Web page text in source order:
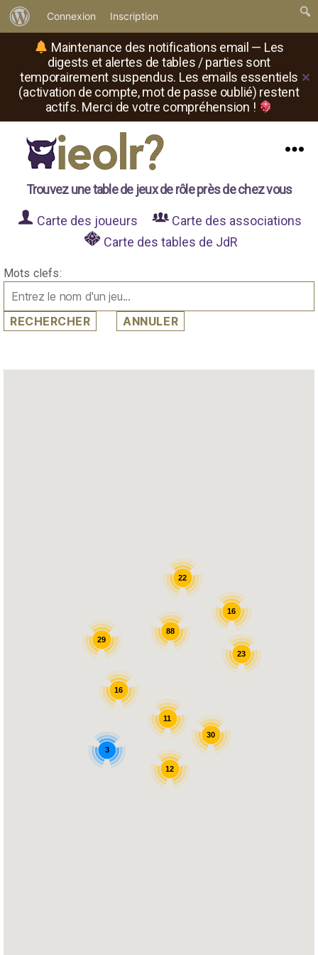
Maintenance des notifications email — Les
digests et alertes de tables / parties sont
temporairement suspendus. Les emails essentiels
(activation de compte, mot de passe oublié) restent
actifs. Merci de votre compréhension !
✕
propos
de
WordPress
Connexion Inscription
est
où
le
Trouvez une table de jeux de rôle près de chez vous
Carte des joueurs
Carte des associations
Carte des tables de JdR
Mots clefs:
23
30
88
11
16
29
16
12
22
3